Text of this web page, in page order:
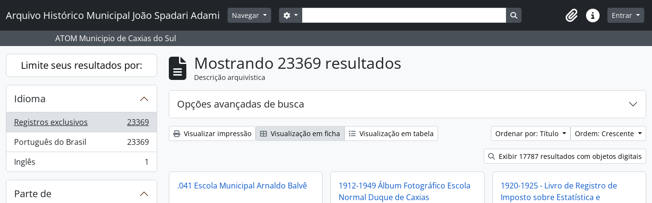
Arquivo Histórico Municipal João Spadari Adami Navegar Buscar
Opções de busca Busque na página de navegação
Atalhos Entrar
ATOM Municipio de Caxias do Sul
Limite seus resultados por:
Idioma
Registros exclusivos
, 23369 resultados
23369
Português do Brasil
, 23369 resultados
23369
Inglês
, 1 resultados 1
Parte de
Mostrando 23369 resultados
Descrição arquivística
Opções avançadas de busca
Visualizar impressão Visualização em ficha Visualização em tabela Ordenar por: Título Ordem: Crescente
Exibir 17787 resultados com objetos digitais
.041 Escola Municipal Arnaldo Balvê
1912-1949 Álbum Fotográfico Escola
Normal Duque de Caxias
1920-1925 - Livro de Registro de
Imposto sobre Estatística e